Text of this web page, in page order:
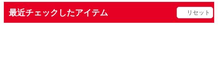
最近チェックしたアイテム リセット